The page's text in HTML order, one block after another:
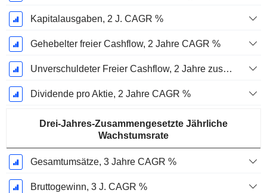
Kapitalausgaben, 2 J. CAGR %
Gehebelter freier Cashflow, 2 Jahre CAGR %
Unverschuldeter Freier Cashflow, 2 Jahre zusammengesetzte jährliche Wachstumsrate %
Dividende pro Aktie, 2 Jahre CAGR %
Drei-Jahres-Zusammengesetzte Jährliche
Wachstumsrate
Gesamtumsätze, 3 Jahre CAGR %
Bruttogewinn, 3 J. CAGR %